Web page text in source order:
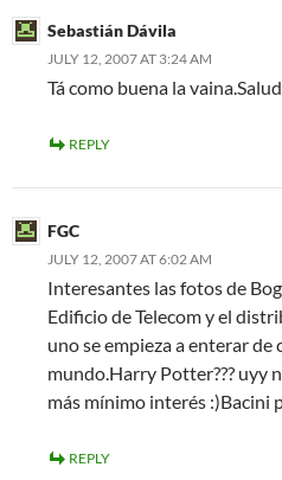
Sebastián Dávila
JULY 12, 2007 AT 3:24 AM
Tá como buena la
REPLY
FGC
JULY 12, 2007 AT 6:02 AM
Interesantes las fotos de
Edificio de Telecom y el
uno se empieza a enterar de
mundo.Harry Potter??? uyy
más mínimo interés :)Bacini
REPLY